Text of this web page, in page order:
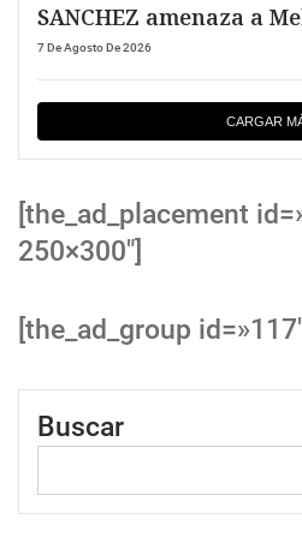
SANCHEZ amenaza a
7 De Agosto De 2026
CARGAR
[the_ad_placement
250×300″]
[the_ad_group
Buscar